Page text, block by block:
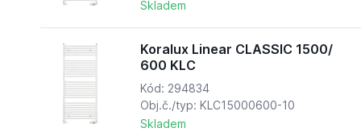
Skladem
Koralux Linear CLASSIC 1500/
600 KLC
Kód: 294834
Obj.č./typ: KLC15000600-10
Skladem